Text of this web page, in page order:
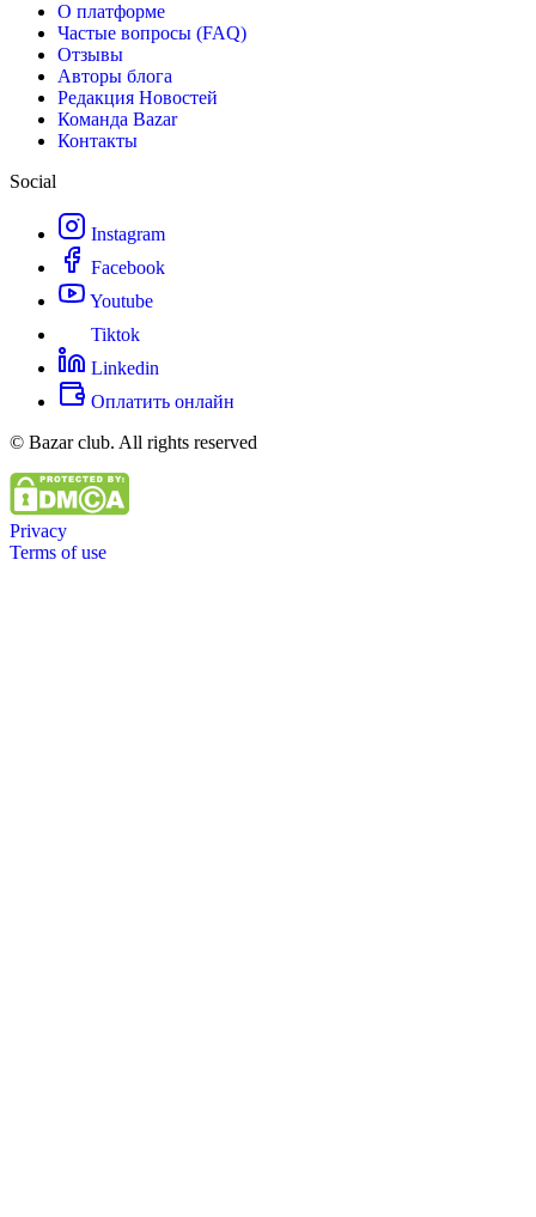
О платформе
Частые вопросы (FAQ)
Отзывы
Авторы блога
Редакция Новостей
Команда Bazar
Контакты
Social
Instagram
Facebook
Youtube
Tiktok
Linkedin
Оплатить онлайн
© Bazar club. All rights reserved
Privacy
Terms of use